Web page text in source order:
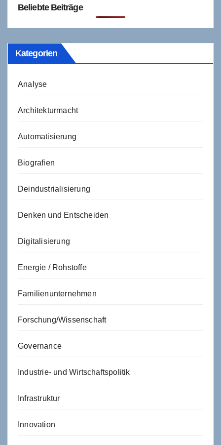
Beliebte Beiträge
Kategorien
Analyse
Architekturmacht
Automatisierung
Biografien
Deindustrialisierung
Denken und Entscheiden
Digitalisierung
Energie / Rohstoffe
Familienunternehmen
Forschung/Wissenschaft
Governance
Industrie- und Wirtschaftspolitik
Infrastruktur
Innovation